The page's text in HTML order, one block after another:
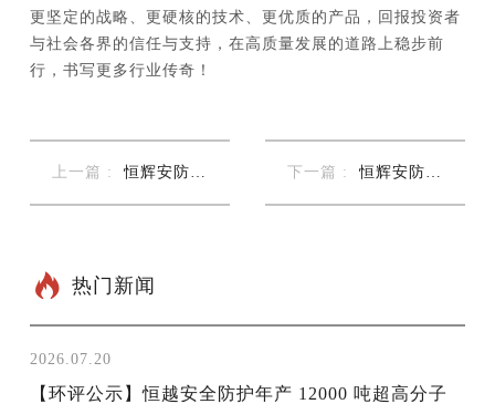
更坚定的战略、更硬核的技术、更优质的产品，回报投资者
与社会各界的信任与支持，在高质量发展的道路上稳步前
行，书写更多行业传奇！
上一篇 :
恒辉安防寒
下一篇 :
恒辉安防寒
热门新闻
2026.07.20
【环评公示】恒越安全防护年产 12000 吨超高分子